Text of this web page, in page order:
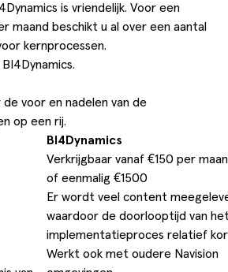
is vriendelijk. Voor een
maand beschikt u al over een aantal
kernprocessen.
.
voor en nadelen van de
op een rij.
BI4Dynamics
Verkrijgbaar vanaf €150 per
of eenmalig €1500
Er wordt veel content
waardoor de doorlooptijd van
implementatieproces relatief
Werkt ook met oudere Navision